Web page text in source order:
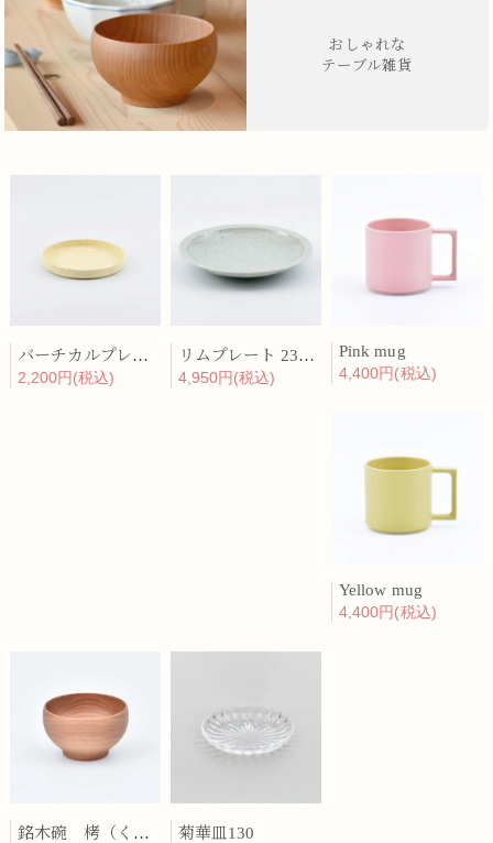
おしゃれな
テーブル雑貨
バーチカルプレート 15cm 化粧土
2,200円(税込)
リムプレート 23cm 呉須散
4,950円(税込)
Pink mug
4,400円(税込)
Yellow mug
4,400円(税込)
銘木碗 栲（くるみ）
菊華皿130